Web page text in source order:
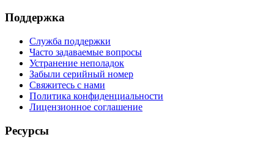
Поддержка
Служба поддержки
Часто задаваемые вопросы
Устранение неполадок
Забыли серийный номер
Свяжитесь с нами
Политика конфиденциальности
Лицензионное соглашение
Ресурсы